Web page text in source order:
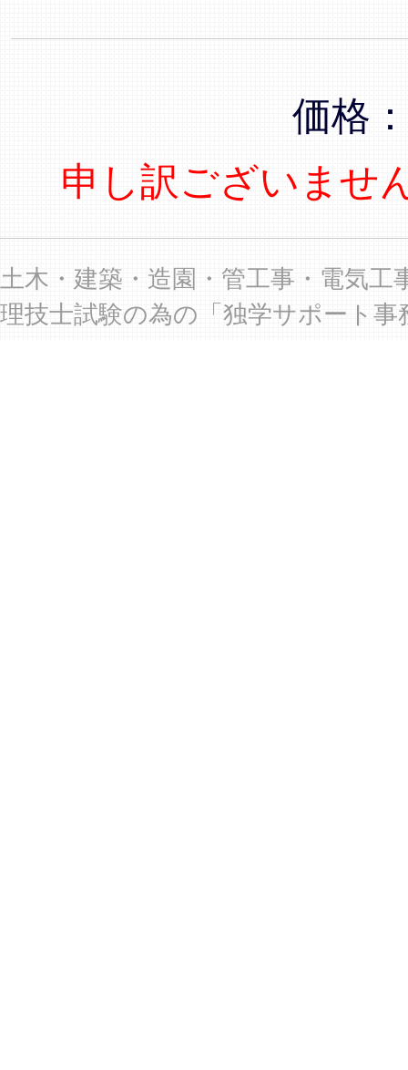
価格
申し訳ございませ
土木・建築・造園・管工事・電気
理技士試験の為の「独学サポート事